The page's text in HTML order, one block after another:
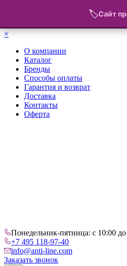
×
О компании
Каталог
Бренды
Способы оплаты
Гарантия и возврат
Доставка
Контакты
Оферта
Понедельник-пятница: с 10:00
+7 495 118-97-40
info@anti-line.com
Заказать звонок
🏷️Сайт